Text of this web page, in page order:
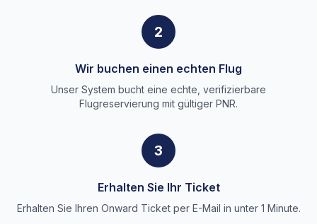
2
Wir buchen einen echten Flug
Unser System bucht eine echte, verifizierbare
Flugreservierung mit gültiger PNR.
3
Erhalten Sie Ihr Ticket
Erhalten Sie Ihren Onward Ticket per E-Mail in unter 1 Minute.